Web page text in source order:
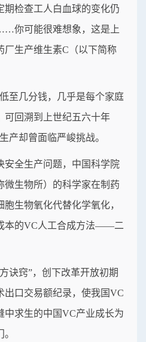
期检查工人白血球的变化仍
你可能很难想象，这是上
厂生产维生素C（以下简称
至几分钱，几乎是每个家庭
可回溯到上世纪五六十年
产却曾面临严峻挑战。
安全生产问题，中国科学院
微生物所）的科学家在制药
生物氧化代替化学氧化，
本的VC人工合成方法——二
诀窍”，创下改革开放初期
出口交易额纪录，使我国VC
中求生的中国VC产业成长为